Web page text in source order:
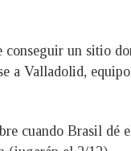
un sitio
a Valladolid,
cuando Brasil dé